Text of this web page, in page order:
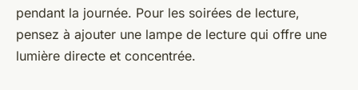
pendant la journée. Pour les soirées de lecture,
pensez à ajouter une lampe de lecture qui offre une
lumière directe et concentrée.